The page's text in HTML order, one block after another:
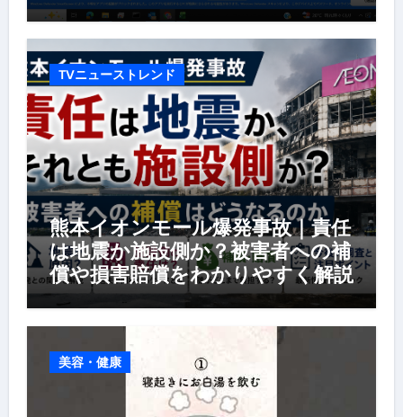
TVニューストレンド
熊本イオンモール爆発事故｜責任
は地震か施設側か？被害者への補
償や損害賠償をわかりやすく解説
美容・健康